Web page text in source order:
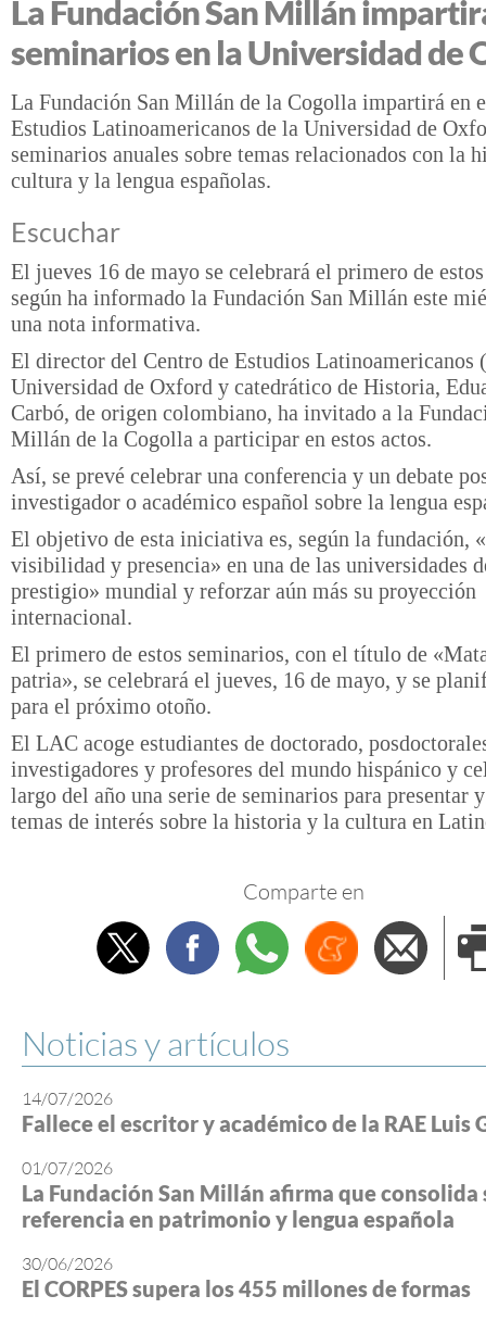
La Fundación San Millán
seminarios en la Universidad de
La Fundación San Millán de la Cogolla impartirá en
Estudios Latinoamericanos de la Universidad de
seminarios anuales sobre temas relacionados con la
cultura y la lengua españolas.
Escuchar
El jueves 16 de mayo se celebrará el primero de
según ha informado la Fundación San Millán este
una nota informativa.
El director del Centro de Estudios Latinoamericanos
Universidad de Oxford y catedrático de Historia,
Carbó, de origen colombiano, ha invitado a la
Millán de la Cogolla a participar en estos actos.
Así, se prevé celebrar una conferencia y un debate
investigador o académico español sobre la lengua
El objetivo de esta iniciativa es, según la fundación,
visibilidad y presencia» en una de las universidades
prestigio» mundial y reforzar aún más su proyección
internacional.
El primero de estos seminarios, con el título de
patria», se celebrará el jueves, 16 de mayo, y se
para el próximo otoño.
El LAC acoge estudiantes de doctorado,
investigadores y profesores del mundo hispánico y
largo del año una serie de seminarios para presentar
temas de interés sobre la historia y la cultura en
Comparte en
TwitterFacebookWhatsappMenéame
Noticias y artículos
14/07/2026
Fallece el escritor y académico de la RAE Luis
01/07/2026
La Fundación San Millán afirma que consolida
referencia en patrimonio y lengua española
30/06/2026
El CORPES supera los 455 millones de formas